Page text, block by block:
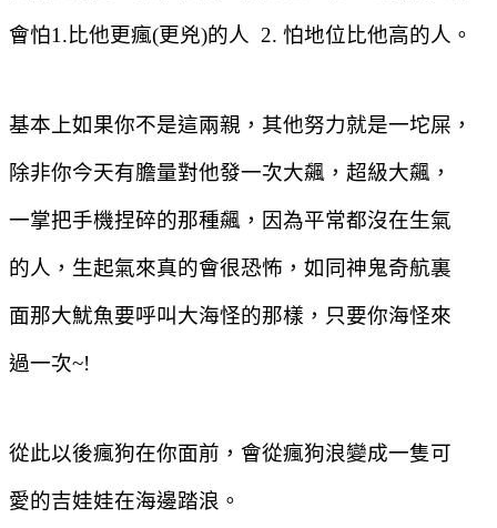
會怕1. 比他更瘋(更兇)的人 2. 怕地位比他高的人。
基本上如果你不是這兩親，其他努力就是一坨屎，
除非你今天有膽量對他發一次大飆，超級大飆，
一掌把手機捏碎的那種飆，因為平常都沒在生氣
的人，生起氣來真的會很恐怖，如同神鬼奇航裏
面那大魷魚要呼叫大海怪的那樣，只要你海怪來
過一次~!
從此以後瘋狗在你面前，會從瘋狗浪變成一隻可
愛的吉娃娃在海邊踏浪。